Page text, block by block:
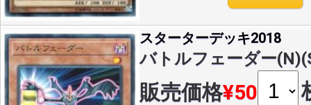
スターターデッキ2018
バトルフェーダー
販売価格¥50